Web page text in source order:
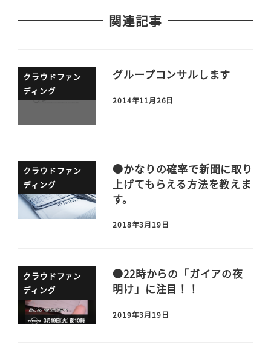
関連記事
クラウドファン
ディング
グループコンサルします
2014年11月26日
クラウドファン
ディング
●かなりの確率で新聞に取り
上げてもらえる方法を教えま
す。
2018年3月19日
クラウドファン
ディング
●22時からの「ガイアの夜
明け」に注目！！
2019年3月19日